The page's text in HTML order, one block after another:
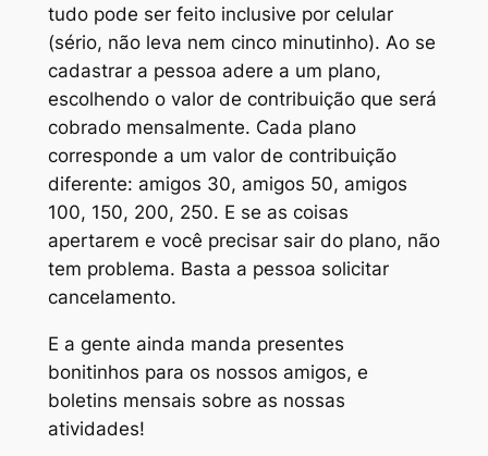
tudo pode ser feito inclusive por celular
(sério, não leva nem cinco minutinho). Ao se
cadastrar a pessoa adere a um plano,
escolhendo o valor de contribuição que será
cobrado mensalmente. Cada plano
corresponde a um valor de contribuição
diferente: amigos 30, amigos 50, amigos
100, 150, 200, 250. E se as coisas
apertarem e você precisar sair do plano, não
tem problema. Basta a pessoa solicitar
cancelamento.
E a gente ainda manda presentes
bonitinhos para os nossos amigos, e
boletins mensais sobre as nossas
atividades!